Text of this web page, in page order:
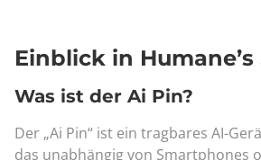
Einblick in Humane’s
Was ist der Ai Pin?
Der „Ai Pin“ ist ein tragbares AI-
das unabhängig von Smartphones